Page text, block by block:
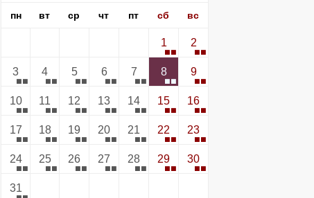
пн вт ср чт пт сб вс
1 2
3 4 5 6 7 8 9
10 11 12 13 14 15 16
17 18 19 20 21 22 23
24 25 26 27 28 29 30
31